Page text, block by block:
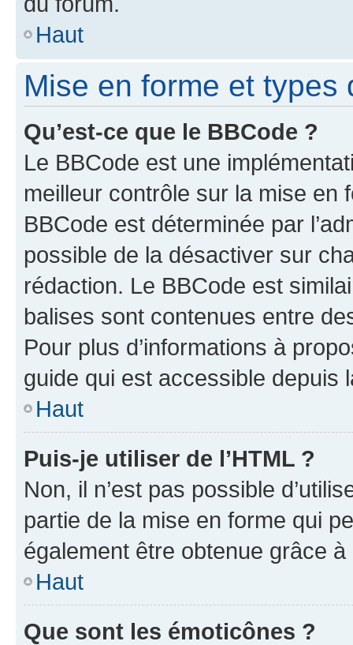
Haut
Mise en forme et types
Qu’est-ce que le BBCode ?
Le BBCode est une
meilleur contrôle sur la mise en
BBCode est déterminée par
possible de la désactiver sur
rédaction. Le BBCode est
balises sont contenues entre
Pour plus d’informations à
guide qui est accessible depuis
Haut
Puis-je utiliser de l’HTML ?
Non, il n’est pas possible
partie de la mise en forme qui
également être obtenue grâce à
Haut
Que sont les émoticônes ?